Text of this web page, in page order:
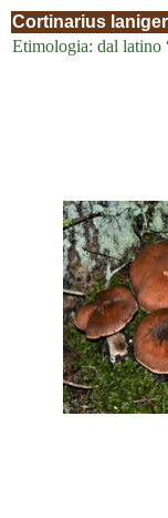
Cortinarius laniger
Etimologia: dal latino